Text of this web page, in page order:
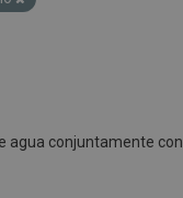
agua conjuntamente